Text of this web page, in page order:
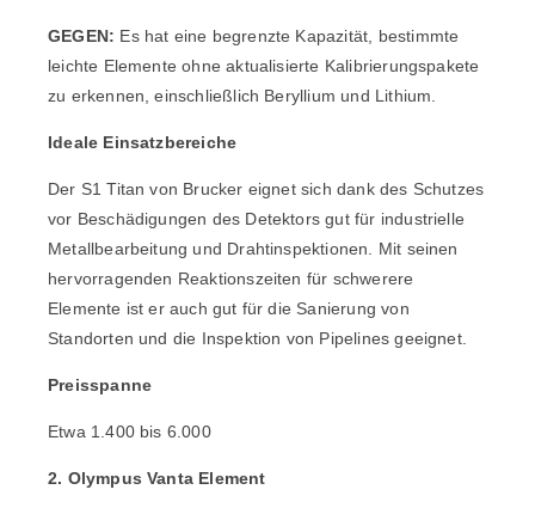
GEGEN: Es hat eine begrenzte Kapazität, bestimmte
leichte Elemente ohne aktualisierte Kalibrierungspakete
zu erkennen, einschließlich Beryllium und Lithium.
Ideale Einsatzbereiche
Der S1 Titan von Brucker eignet sich dank des Schutzes
vor Beschädigungen des Detektors gut für industrielle
Metallbearbeitung und Drahtinspektionen. Mit seinen
hervorragenden Reaktionszeiten für schwerere
Elemente ist er auch gut für die Sanierung von
Standorten und die Inspektion von Pipelines geeignet.
Preisspanne
Etwa 1.400 bis 6.000
2. Olympus Vanta Element